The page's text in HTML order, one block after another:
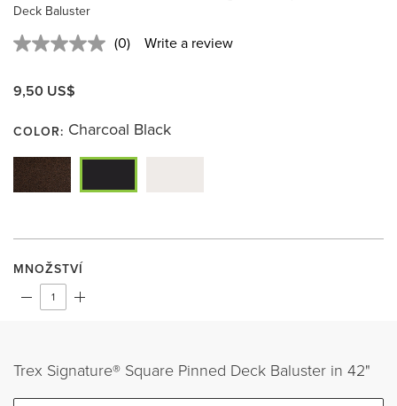
Deck Baluster
No
link.
(0) Write a review
9,50 US$
COLOR: Charcoal Black
MNOŽSTVÍ
Trex Signature® Square Pinned Deck Baluster in 42"